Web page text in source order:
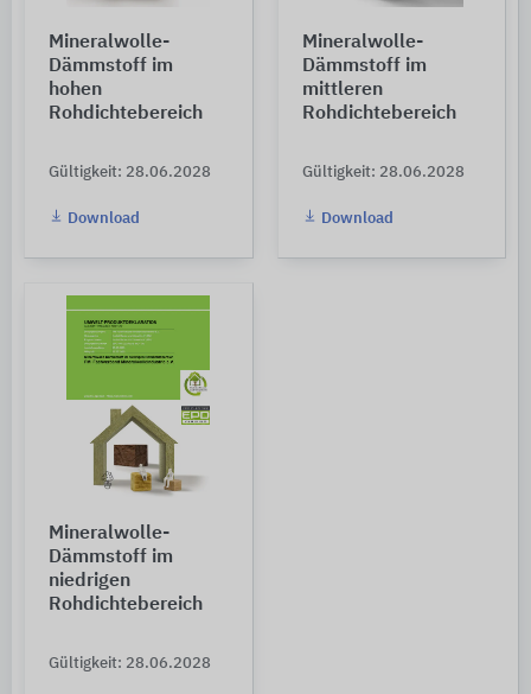
Mineralwolle-
Dämmstoff im
hohen
Rohdichtebereich
Gültigkeit: 28.06.2028
Download
Mineralwolle-
Dämmstoff im
mittleren
Rohdichtebereich
Gültigkeit: 28.06.2028
Download
Mineralwolle-
Dämmstoff im
niedrigen
Rohdichtebereich
Gültigkeit: 28.06.2028